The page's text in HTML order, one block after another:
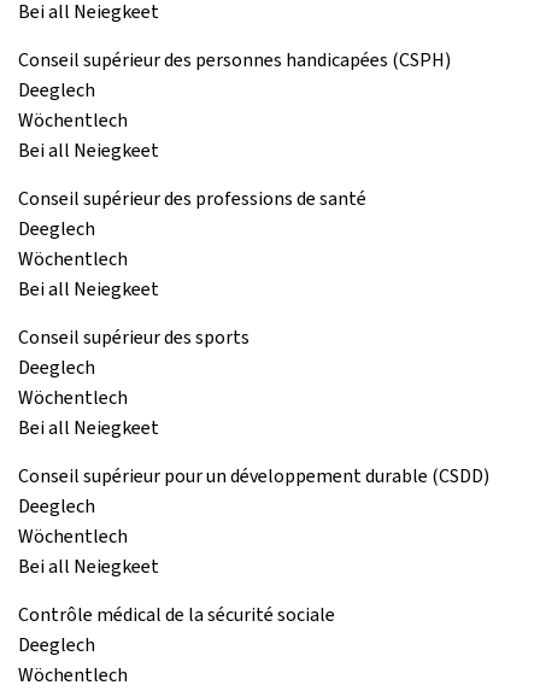
Bei all Neiegkeet
Conseil supérieur des personnes handicapées (CSPH)
Deeglech
Wöchentlech
Bei all Neiegkeet
Conseil supérieur des professions de santé
Deeglech
Wöchentlech
Bei all Neiegkeet
Conseil supérieur des sports
Deeglech
Wöchentlech
Bei all Neiegkeet
Conseil supérieur pour un développement durable (CSDD)
Deeglech
Wöchentlech
Bei all Neiegkeet
Contrôle médical de la sécurité sociale
Deeglech
Wöchentlech